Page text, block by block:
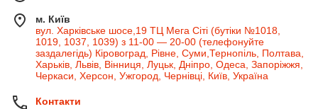
м. Київ
вул. Харківське шосе,19 ТЦ Мега Сіті (бутіки №1018,
1019, 1037, 1039) з 11-00 — 20-00 (телефонуйте
заздалегідь) Кіровоград, Рівне, Суми,Тернопіль, Полтава,
Харьків, Львів, Вінниця, Луцьк, Дніпро, Одеса, Запоріжжя,
Черкаси, Херсон, Ужгород, Чернівці, Київ, Україна
Контакти